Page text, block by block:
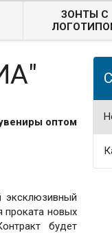
ЗОНТЫ С
оптом
эксклюзивный
проката новых
будет